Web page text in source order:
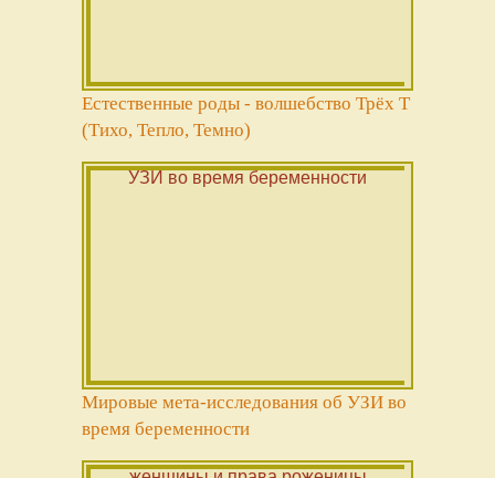
Естественные роды - волшебство Трёх Т
(Тихо, Тепло, Темно)
Мировые мета-исследования об УЗИ во
время беременности